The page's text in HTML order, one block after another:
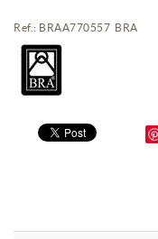
Ref.: BRAA770557 BRA